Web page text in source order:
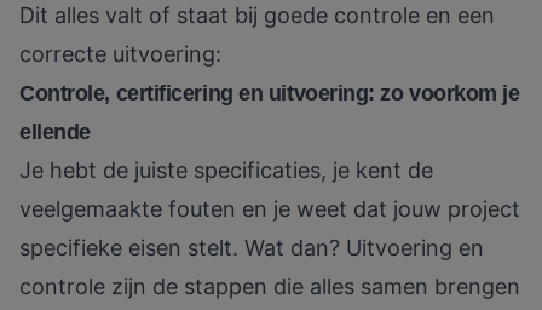
Dit alles valt of staat bij goede controle en een
correcte uitvoering:
Controle, certificering en uitvoering: zo voorkom je
ellende
Je hebt de juiste specificaties, je kent de
veelgemaakte fouten en je weet dat jouw project
specifieke eisen stelt. Wat dan? Uitvoering en
controle zijn de stappen die alles samen brengen